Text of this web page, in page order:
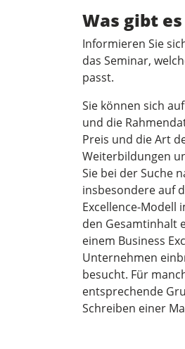
Was gibt
Informieren Sie
das Seminar,
passt.
Sie können sich
und die
Preis und die Art
Weiterbildungen
Sie bei der Suche
insbesondere auf
Excellence-Modell
den Gesamtinhalt
einem Business
Unternehmen
besucht. Für
entsprechende
Schreiben einer